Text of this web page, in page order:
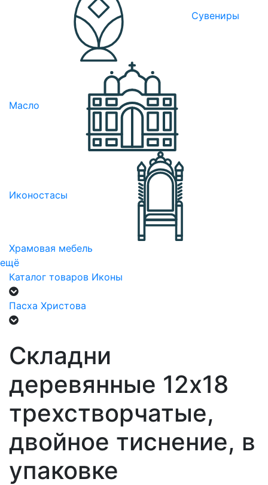
Сувениры
Масло
Иконостасы
Храмовая мебель
ещё
Каталог товаров Иконы
Пасха Христова
Складни
деревянные 12х18
трехстворчатые,
двойное тиснение, в
упаковке